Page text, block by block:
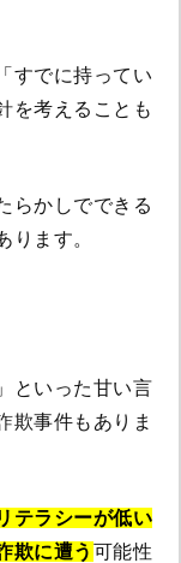
すでに持ってい
を考えることも
らかしでできる
ります。
といった甘い言
欺事件もありま
テラシーが低い
欺に遭う 可能性